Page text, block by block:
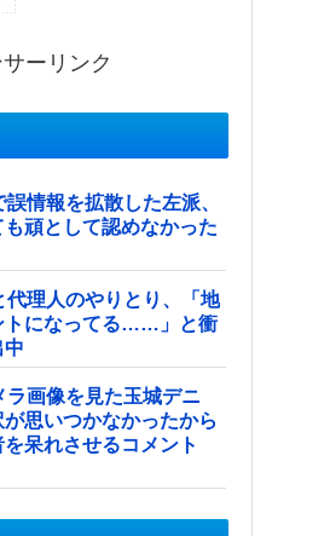
ーリンク
情報を拡散した左派、
頑として認めなかった
代理人のやりとり、「地
トになってる……」と衝
中
ラ画像を見た玉城デニ
思いつかなかったから
呆れさせるコメント